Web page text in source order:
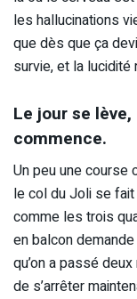
les hallucinations
que dès que ça
survie, et la
Le jour se
commence.
Un peu une course
le col du Joli se
comme les trois
en balcon
qu’on a passé
de s’arrêter